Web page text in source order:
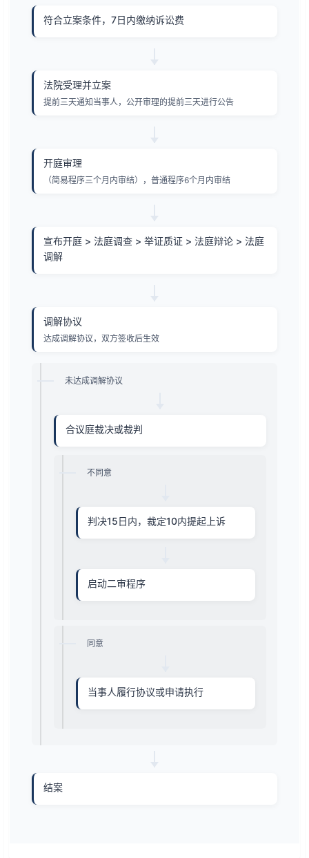
符合立案条件，7日内缴纳诉讼费
法院受理并立案
提前三天通知当事人，公开审理的提前三天进行公告
开庭审理
（简易程序三个月内审结），普通程序6个月内审结
宣布开庭 > 法庭调查 > 举证质证 > 法庭辩论 > 法庭
调解
调解协议
达成调解协议，双方签收后生效
未达成调解协议
合议庭裁决或裁判
不同意
判决15日内，裁定10内提起上诉
启动二审程序
同意
当事人履行协议或申请执行
结案